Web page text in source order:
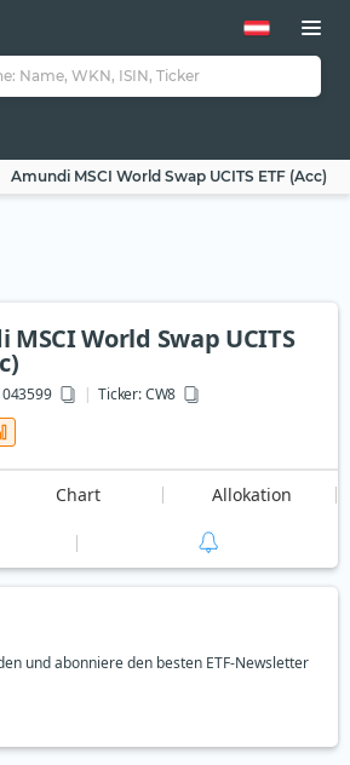
Amundi MSCI World Swap UCITS ETF (Acc)
MSCI World Swap UCITS
Ticker:CW8
Chart Allokation
und abonniere den besten ETF-Newsletter